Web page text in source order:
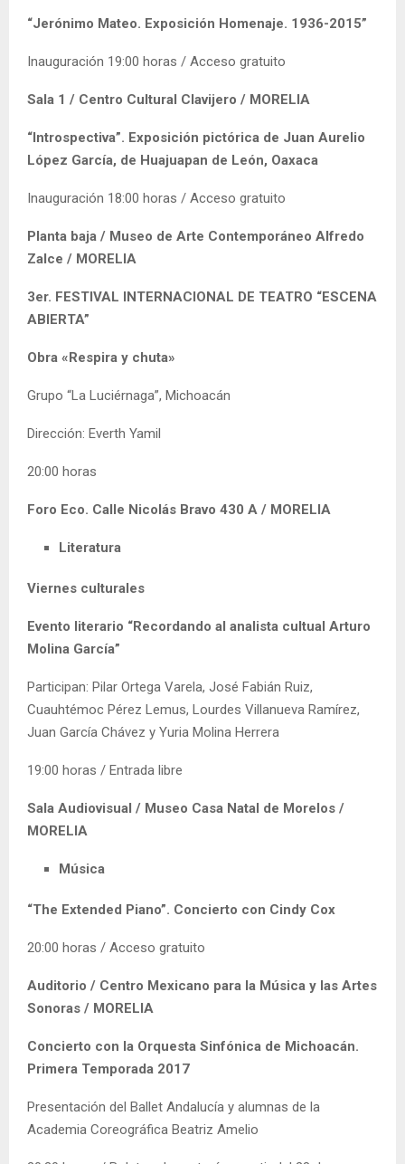
“Jerónimo Mateo. Exposición Homenaje. 1936-2015”
Inauguración 19:00 horas / Acceso gratuito
Sala 1 / Centro Cultural Clavijero / MORELIA
“Introspectiva”. Exposición pictórica de Juan Aurelio
López García, de Huajuapan de León, Oaxaca
Inauguración 18:00 horas / Acceso gratuito
Planta baja / Museo de Arte Contemporáneo Alfredo
Zalce / MORELIA
3er. FESTIVAL INTERNACIONAL DE TEATRO “ESCENA
ABIERTA”
Obra «Respira y chuta»
Grupo “La Luciérnaga”, Michoacán
Dirección: Everth Yamil
20:00 horas
Foro Eco. Calle Nicolás Bravo 430 A / MORELIA
Literatura
Viernes culturales
Evento literario “Recordando al analista cultual Arturo
Molina García”
Participan: Pilar Ortega Varela, José Fabián Ruiz,
Cuauhtémoc Pérez Lemus, Lourdes Villanueva Ramírez,
Juan García Chávez y Yuria Molina Herrera
19:00 horas / Entrada libre
Sala Audiovisual / Museo Casa Natal de Morelos /
MORELIA
Música
“The Extended Piano”. Concierto con Cindy Cox
20:00 horas / Acceso gratuito
Auditorio / Centro Mexicano para la Música y las Artes
Sonoras / MORELIA
Concierto con la Orquesta Sinfónica de Michoacán.
Primera Temporada 2017
Presentación del Ballet Andalucía y alumnas de la
Academia Coreográfica Beatriz Amelio